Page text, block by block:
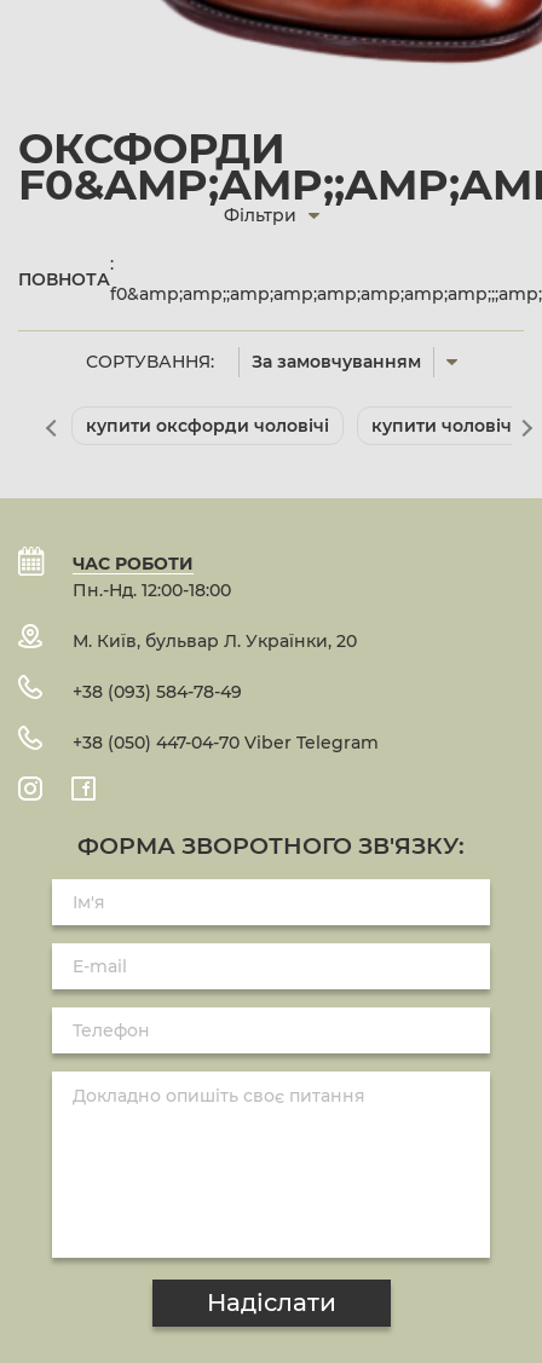
ОКСФОРДИ
СОРТУВАННЯ: За замовчуванням
Фільтри
ПОВНОТА
:
купити оксфорди чоловічі купити чоловічі
ЧАС РОБОТИ
Пн.-Нд. 12:00-18:00
М. Київ, бульвар Л. Українки, 20
+38 (093) 584-78-49
+38 (050) 447-04-70 Viber Telegram
ФОРМА ЗВОРОТНОГО ЗВ'ЯЗКУ:
Надіслати